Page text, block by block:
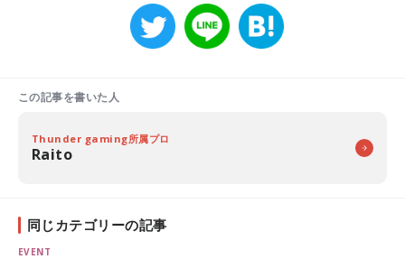
この記事を書いた人
Thunder gaming所属プロ
Raito
同じカテゴリーの記事
EVENT